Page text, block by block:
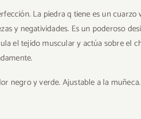
La piedra q tiene es un
y negatividades. Es un poderoso
el tejido muscular y actúa sobre el
negro y verde. Ajustable a la muñeca.